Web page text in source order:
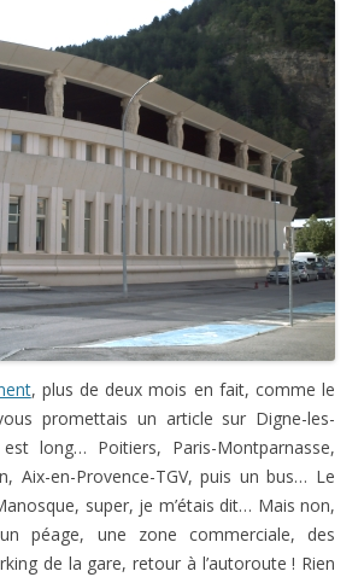
, plus de deux mois en fait, comme le
promettais un article sur Digne-les-
long… Poitiers, Paris-Montparnasse,
Aix-en-Provence-TGV, puis un bus… Le
super, je m’étais dit… Mais non,
péage, une zone commerciale, des
de la gare, retour à l’autoroute ! Rien